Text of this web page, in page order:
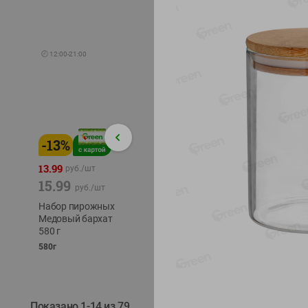
🕘 12:00-21:00
-13%
13.99 руб./шт
15.99 руб./шт
Набор пирожных
Медовый бархат
580 г
580г